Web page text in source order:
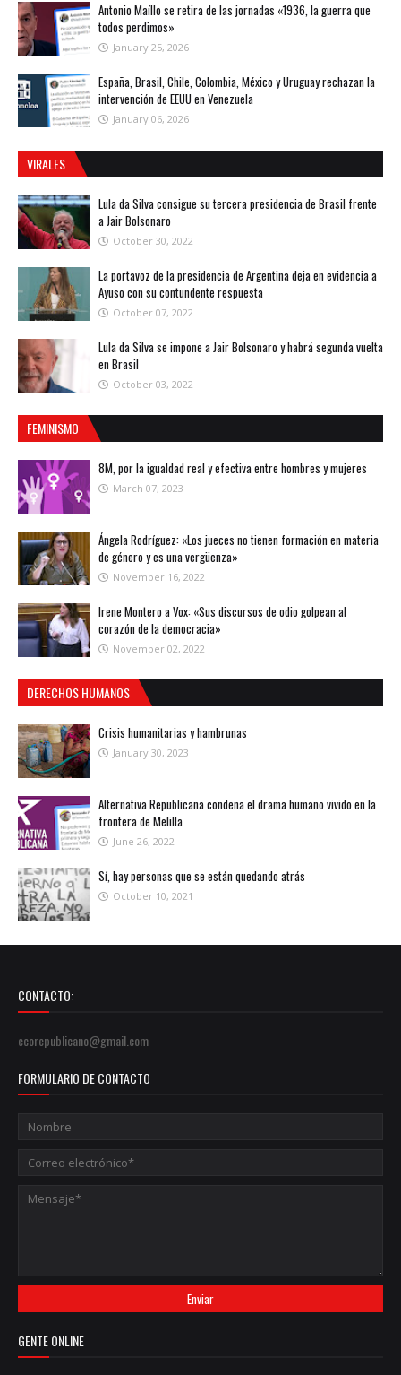
Antonio Maíllo se retira de las jornadas «1936, la guerra que
todos perdimos»
January 25, 2026
España, Brasil, Chile, Colombia, México y Uruguay rechazan la
intervención de EEUU en Venezuela
January 06, 2026
VIRALES
Lula da Silva consigue su tercera presidencia de Brasil frente
a Jair Bolsonaro
October 30, 2022
La portavoz de la presidencia de Argentina deja en evidencia a
Ayuso con su contundente respuesta
October 07, 2022
Lula da Silva se impone a Jair Bolsonaro y habrá segunda vuelta
en Brasil
October 03, 2022
FEMINISMO
8M, por la igualdad real y efectiva entre hombres y mujeres
March 07, 2023
Ángela Rodríguez: «Los jueces no tienen formación en materia
de género y es una vergüenza»
November 16, 2022
Irene Montero a Vox: «Sus discursos de odio golpean al
corazón de la democracia»
November 02, 2022
DERECHOS HUMANOS
Crisis humanitarias y hambrunas
January 30, 2023
Alternativa Republicana condena el drama humano vivido en la
frontera de Melilla
June 26, 2022
Sí, hay personas que se están quedando atrás
October 10, 2021
CONTACTO:
ecorepublicano@gmail.com
FORMULARIO DE CONTACTO
GENTE ONLINE